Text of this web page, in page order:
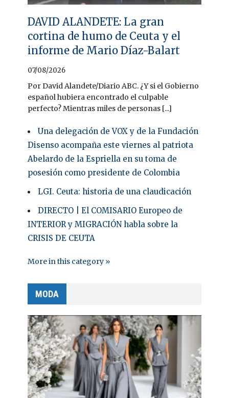
DAVID ALANDETE: La gran
cortina de humo de Ceuta y el
informe de Mario Díaz-Balart
07/08/2026
Por David Alandete/Diario ABC. ¿Y si el Gobierno
español hubiera encontrado el culpable
perfecto? Mientras miles de personas [...]
Una delegación de VOX y de la Fundación
Disenso acompaña este viernes al patriota
Abelardo de la Espriella en su toma de
posesión como presidente de Colombia
LGI. Ceuta: historia de una claudicación
DIRECTO | El COMISARIO Europeo de
INTERIOR y MIGRACIÓN habla sobre la
CRISIS DE CEUTA
More in this category »
MODA